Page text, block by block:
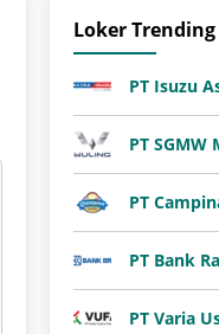
Loker
PT Isuzu
PT
PT
PT Varia